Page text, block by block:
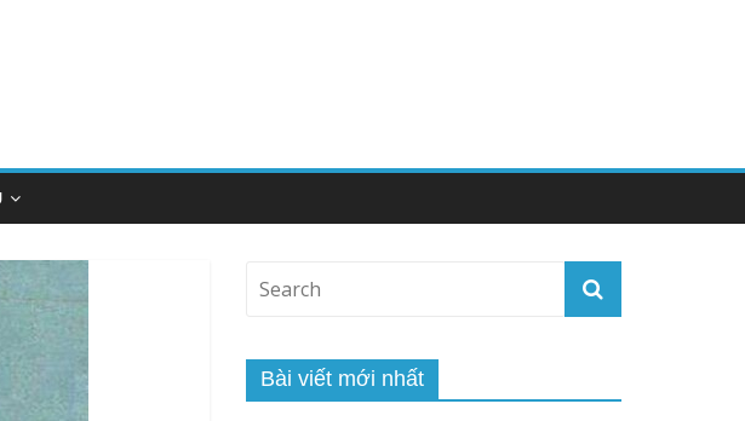
Bài viết mới nhất